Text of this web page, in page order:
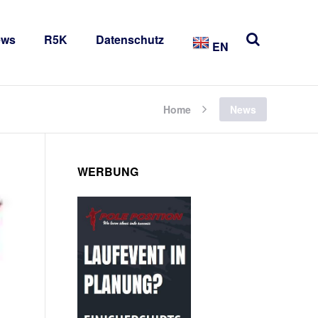
R5K Datenschutz EN
Home News
WERBUNG